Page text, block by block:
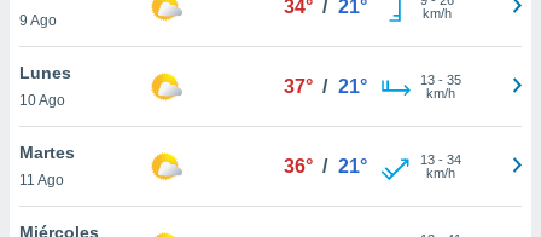
más
nuestra
y
9 Ago
34° / 21°
km/h
Lunes
10 Ago
37° / 21° 13- 35
km/h
Martes
11 Ago
36° / 21° 13- 34
km/h
Miércoles